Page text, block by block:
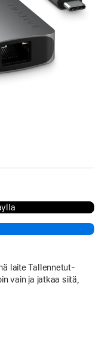
laite Tallennetut-
vain ja jatkaa siitä,